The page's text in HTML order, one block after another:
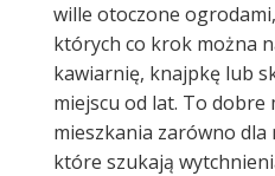
wille otoczone
których co krok można
kawiarnię, knajpkę lub
miejscu od lat. To dobre
mieszkania zarówno dla
które szukają